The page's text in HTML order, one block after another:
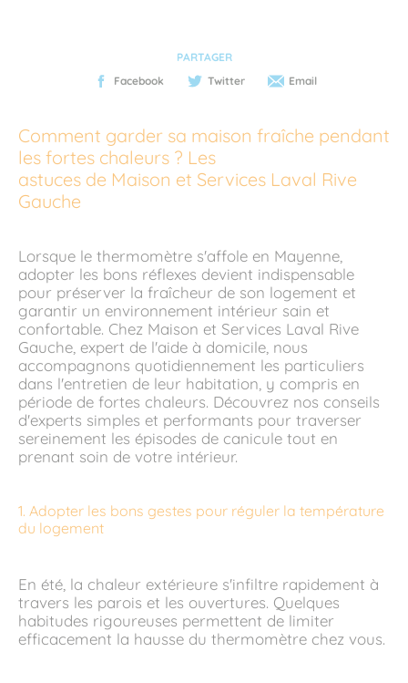
PARTAGER
Facebook
Twitter Email
Comment garder sa maison fraîche pendant
les fortes chaleurs ? Les
astuces de Maison et Services Laval Rive
Gauche
Lorsque le thermomètre s'affole en Mayenne,
adopter les bons réflexes devient indispensable
pour préserver la fraîcheur de son logement et
garantir un environnement intérieur sain et
confortable. Chez Maison et Services Laval Rive
Gauche, expert de l'aide à domicile, nous
accompagnons quotidiennement les particuliers
dans l'entretien de leur habitation, y compris en
période de fortes chaleurs. Découvrez nos conseils
d'experts simples et performants pour traverser
sereinement les épisodes de canicule tout en
prenant soin de votre intérieur.
1. Adopter les bons gestes pour réguler la température
du logement
En été, la chaleur extérieure s'infiltre rapidement à
travers les parois et les ouvertures. Quelques
habitudes rigoureuses permettent de limiter
efficacement la hausse du thermomètre chez vous.